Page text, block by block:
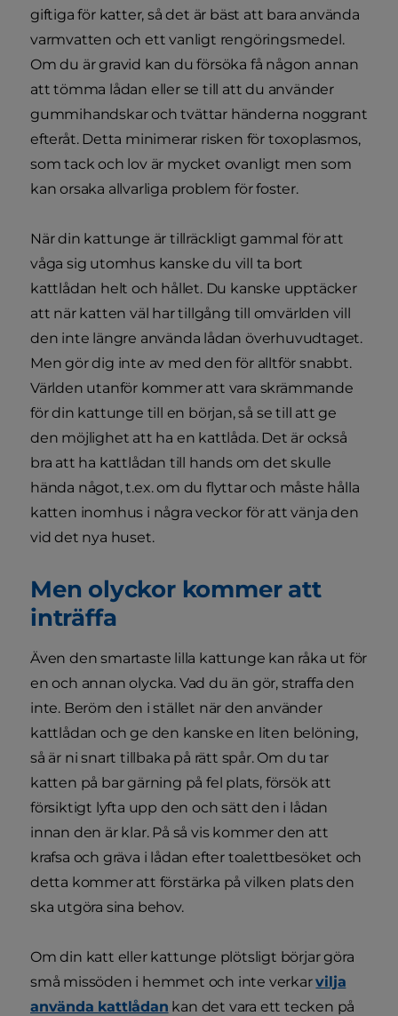
giftiga för katter, så det är bäst att bara använda
varmvatten och ett vanligt rengöringsmedel.
Om du är gravid kan du försöka få någon annan
att tömma lådan eller se till att du använder
gummihandskar och tvättar händerna noggrant
efteråt. Detta minimerar risken för toxoplasmos,
som tack och lov är mycket ovanligt men som
kan orsaka allvarliga problem för foster.
När din kattunge är tillräckligt gammal för att
våga sig utomhus kanske du vill ta bort
kattlådan helt och hållet. Du kanske upptäcker
att när katten väl har tillgång till omvärlden vill
den inte längre använda lådan överhuvudtaget.
Men gör dig inte av med den för alltför snabbt.
Världen utanför kommer att vara skrämmande
för din kattunge till en början, så se till att ge
den möjlighet att ha en kattlåda. Det är också
bra att ha kattlådan till hands om det skulle
hända något, t.ex. om du flyttar och måste hålla
katten inomhus i några veckor för att vänja den
vid det nya huset.
Men olyckor kommer att
inträffa
Även den smartaste lilla kattunge kan råka ut för
en och annan olycka. Vad du än gör, straffa den
inte. Beröm den i stället när den använder
kattlådan och ge den kanske en liten belöning,
så är ni snart tillbaka på rätt spår. Om du tar
katten på bar gärning på fel plats, försök att
försiktigt lyfta upp den och sätt den i lådan
innan den är klar. På så vis kommer den att
krafsa och gräva i lådan efter toalettbesöket och
detta kommer att förstärka på vilken plats den
ska utgöra sina behov.
Om din katt eller kattunge plötsligt börjar göra
små missöden i hemmet och inte verkarvilja
använda kattlådan kan det vara ett tecken på